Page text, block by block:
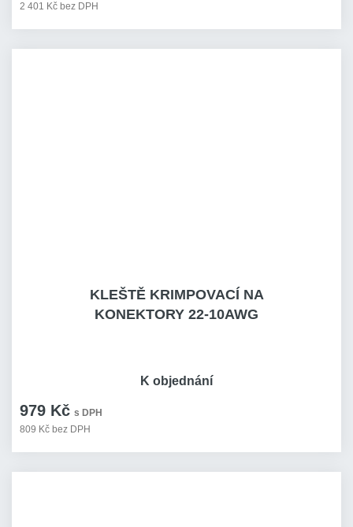
2 401 Kč bez DPH
KLEŠTĚ KRIMPOVACÍ NA
KONEKTORY 22-10AWG
979 Kč s DPH
809 Kč bez DPH
K objednání